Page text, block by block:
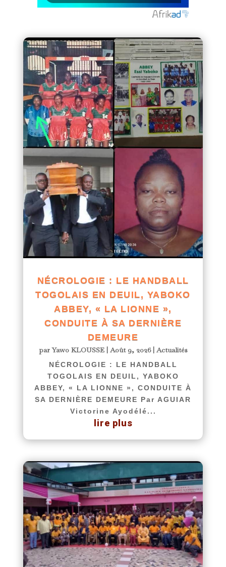
NÉCROLOGIE : LE HANDBALL
TOGOLAIS EN DEUIL, YABOKO
ABBEY, « LA LIONNE »,
CONDUITE À SA DERNIÈRE
DEMEURE
parYawo KLOUSSE|Août 9, 2026|Actualités
NÉCROLOGIE : LE HANDBALL
TOGOLAIS EN DEUIL, YABOKO
ABBEY, « LA LIONNE », CONDUITE À
SA DERNIÈRE DEMEURE Par AGUIAR
Victorine Ayodélé...
lire plus